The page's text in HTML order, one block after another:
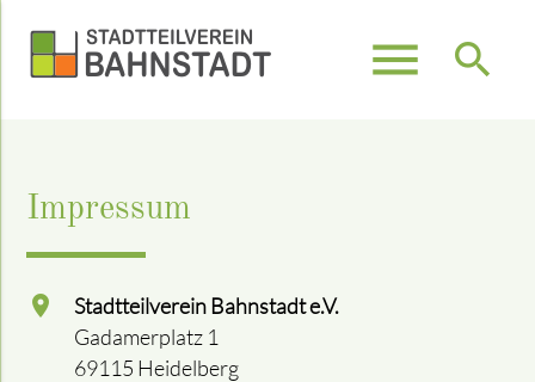
menu search
Impressum
Stadtteilverein Bahnstadt e.V.
Gadamerplatz 1
69115 Heidelberg